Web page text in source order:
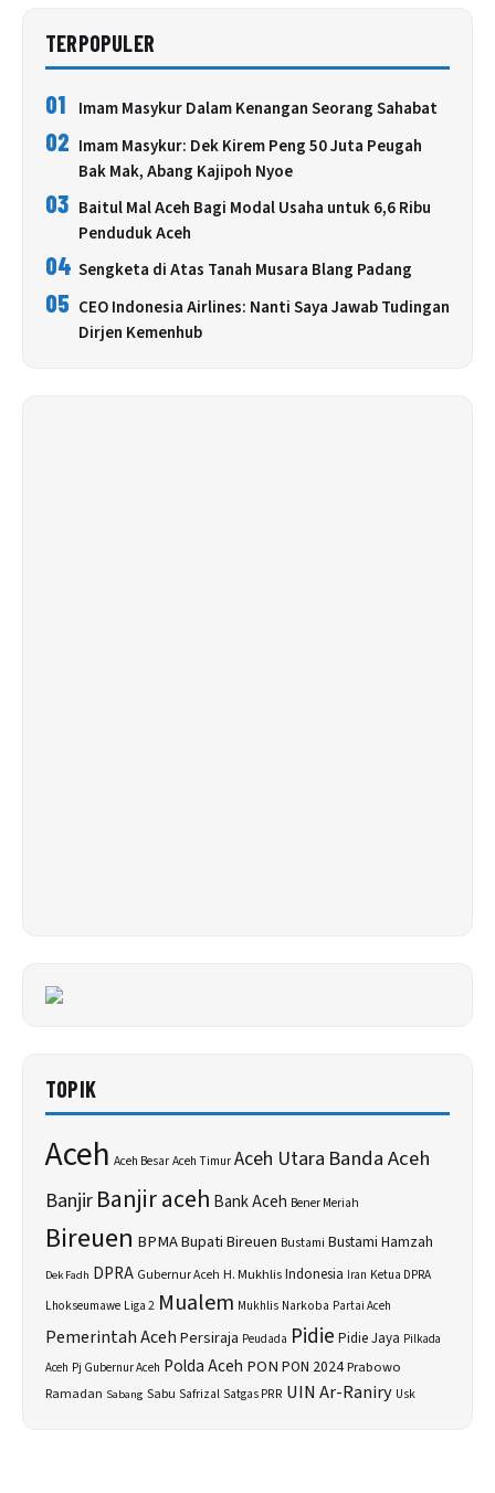
TERPOPULER
01 Imam Masykur Dalam Kenangan Seorang Sahabat
02 Imam Masykur: Dek Kirem Peng 50 Juta Peugah
Bak Mak, Abang Kajipoh Nyoe
03 Baitul Mal Aceh Bagi Modal Usaha untuk 6,6 Ribu
Penduduk Aceh
04 Sengketa di Atas Tanah Musara Blang Padang
05 CEO Indonesia Airlines: Nanti Saya Jawab Tudingan
Dirjen Kemenhub
TOPIK
Aceh Aceh BesarAceh TimurAceh Utara Banda Aceh
BanjirBanjir aceh Bank Aceh Bener Meriah
Bireuen BPMABupati Bireuen Bustami Bustami Hamzah
Dek Fadh DPRA Gubernur Aceh H. MukhlisIndonesia Iran Ketua DPRA
Lhokseumawe Liga 2 Mualem Mukhlis Narkoba Partai Aceh
Pemerintah AcehPersiraja Peudada Pidie Pidie Jaya Pilkada
Aceh Pj Gubernur Aceh Polda Aceh PON PON 2024Prabowo
Ramadan Sabang Sabu Safrizal Satgas PRR UIN Ar-Raniry Usk